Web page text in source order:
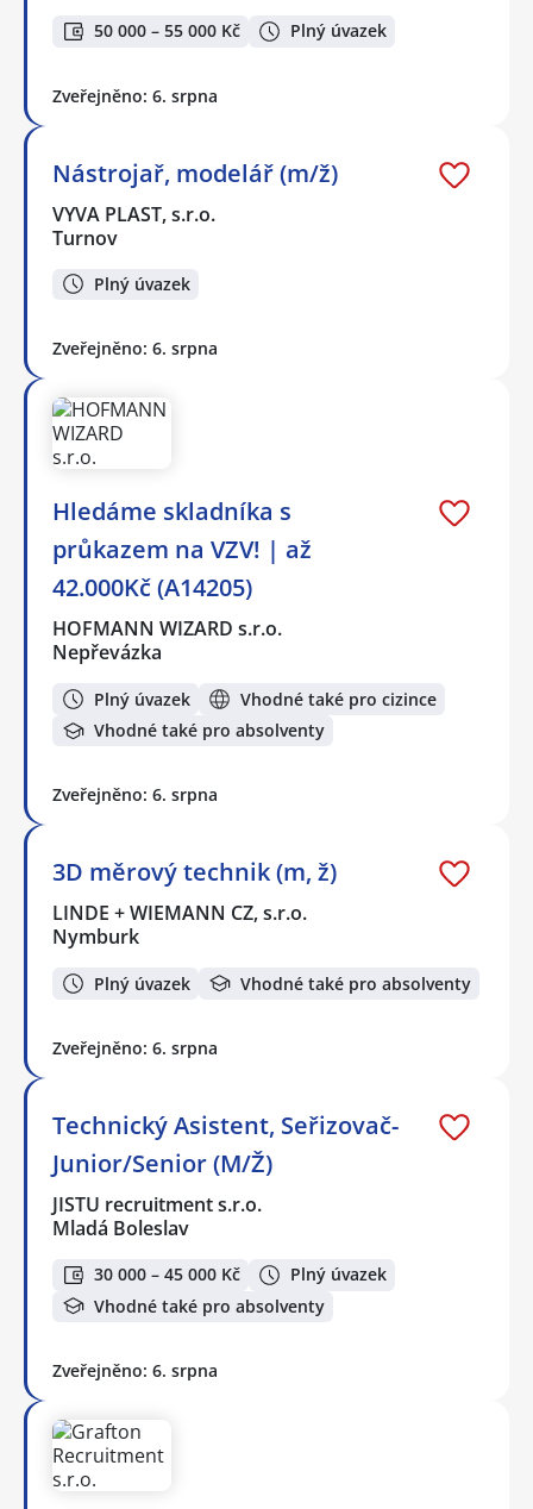
50 000 – 55 000 Kč Plný úvazek
Zveřejněno: 6. srpna
Nástrojař, modelář (m/ž)
VYVA PLAST, s.r.o.
Turnov
Plný úvazek
Zveřejněno: 6. srpna
Hledáme skladníka s
průkazem na VZV! | až
42.000Kč (A14205)
HOFMANN WIZARD s.r.o.
Nepřevázka
Plný úvazek
Vhodné také pro cizince
Vhodné také pro absolventy
Zveřejněno: 6. srpna
3D měrový technik (m, ž)
LINDE + WIEMANN CZ, s.r.o.
Nymburk
Plný úvazek Vhodné také pro absolventy
Zveřejněno: 6. srpna
Technický Asistent, Seřizovač-
Junior/Senior (M/Ž)
JISTU recruitment s.r.o.
Mladá Boleslav
30 000 – 45 000 Kč
Plný úvazek
Vhodné také pro absolventy
Zveřejněno: 6. srpna